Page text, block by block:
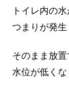
トイレ内の
つまりが発生
そのまま放置
水位が低くな